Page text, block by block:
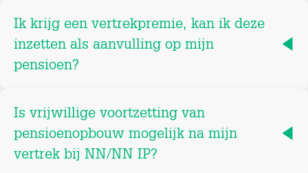
Ik krijg een vertrekpremie, kan ik deze
inzetten als aanvulling op mijn
pensioen?
Is vrijwillige voortzetting van
pensioenopbouw mogelijk na mijn
vertrek bij NN/NN IP?